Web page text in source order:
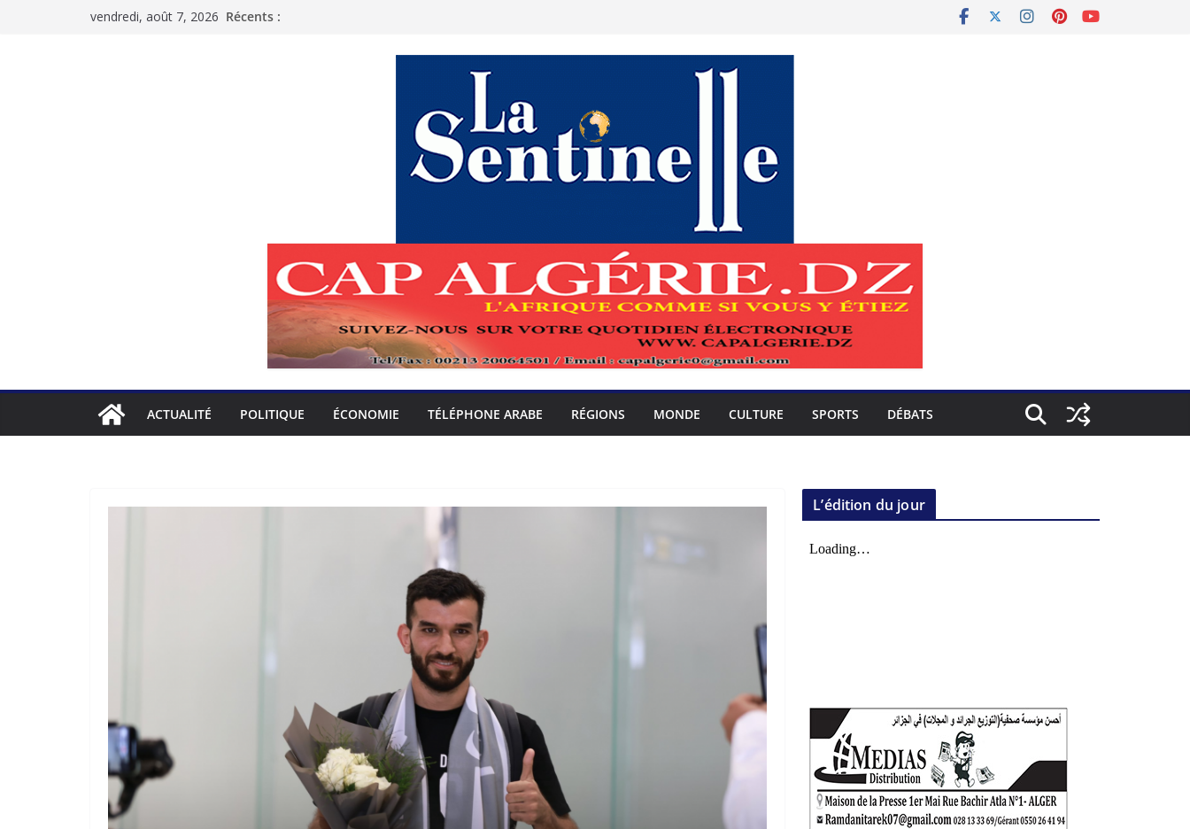
vendredi, août 7, 2026 Récents :
ACTUALITÉ POLITIQUE ÉCONOMIE TÉLÉPHONE ARABE RÉGIONS MONDE CULTURE SPORTS DÉBATS
L’édition du jour